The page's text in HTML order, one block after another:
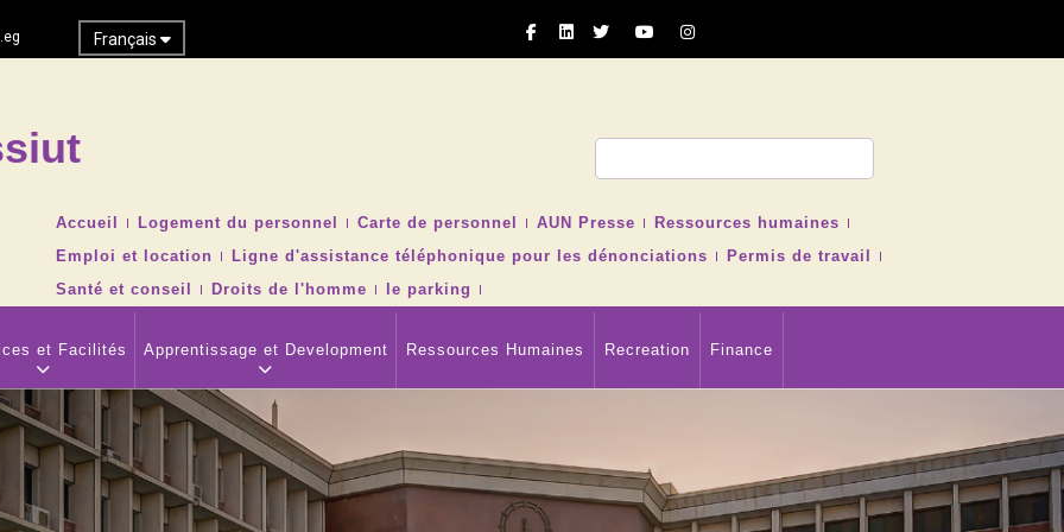
Français
TOP
NAVIGATION
MENU
Accueil Logement du personnel Carte de personnel AUN Presse
Ressources humaines
Emploi et location
Ligne d'assistance téléphonique pour les dénonciations
Permis de travail
Santé et conseil
Droits de l'homme le parking
et Facilités Apprentissage et Development Ressources Humaines Recreation Finance